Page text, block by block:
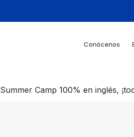
Conócenos
Summer Camp 100% en inglés,